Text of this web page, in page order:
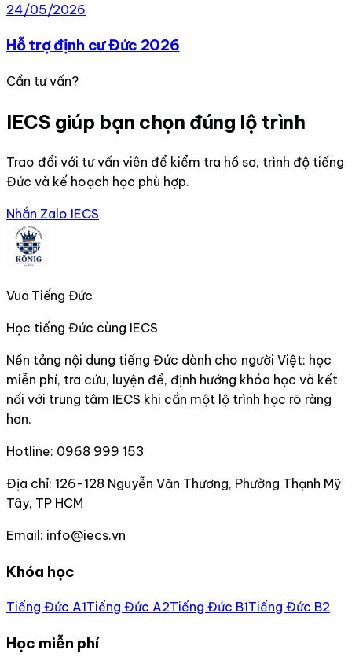
24/05/2026
Hỗ trợ định cư Đức 2026
Cần tư vấn?
IECS giúp bạn chọn đúng lộ trình
Trao đổi với tư vấn viên để kiểm tra hồ sơ, trình độ tiếng
Đức và kế hoạch học phù hợp.
Nhắn Zalo IECS
Vua Tiếng Đức
Học tiếng Đức cùng IECS
Nền tảng nội dung tiếng Đức dành cho người Việt: học
miễn phí, tra cứu, luyện đề, định hướng khóa học và kết
nối với trung tâm IECS khi cần một lộ trình học rõ ràng
hơn.
Hotline: 0968 999 153
Địa chỉ: 126-128 Nguyễn Văn Thương, Phường Thạnh Mỹ
Tây, TP HCM
Email: info@iecs.vn
Khóa học
Tiếng Đức A1Tiếng Đức A2Tiếng Đức B1Tiếng Đức B2
Học miễn phí